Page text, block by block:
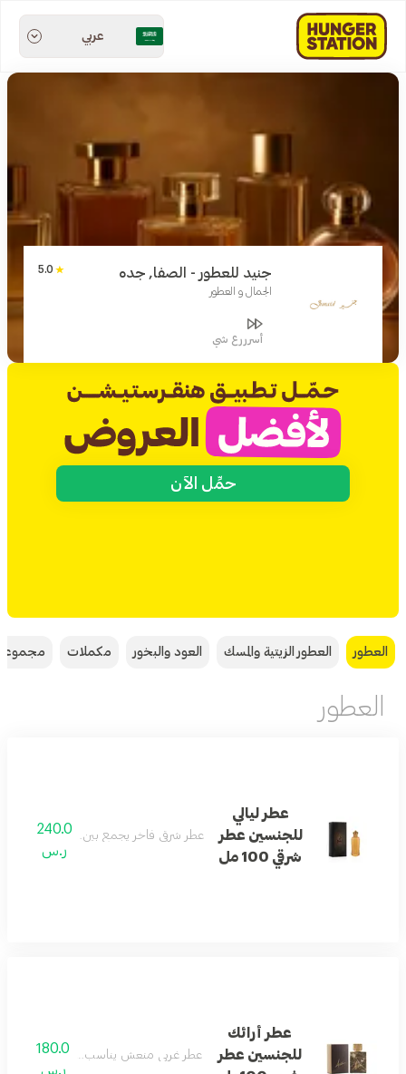
عربي
جنيد للعطور - الصفا, جده
الجمال و العطور
5.0
أسرررع شي
حمِّل الآن
العطور العطور الزيتية والمسك العود والبخور مكملات
العطور
عطر ليالي
للجنسين عطر
شرقي 100 مل
عطر شرقي فاخر يجمع بين الروائح الزهرية
240.0
ر.س
عطر أرائك
للجنسين عطر
عطر غربي منعش يناسب الجنسين برائحة
180.0
ر.س